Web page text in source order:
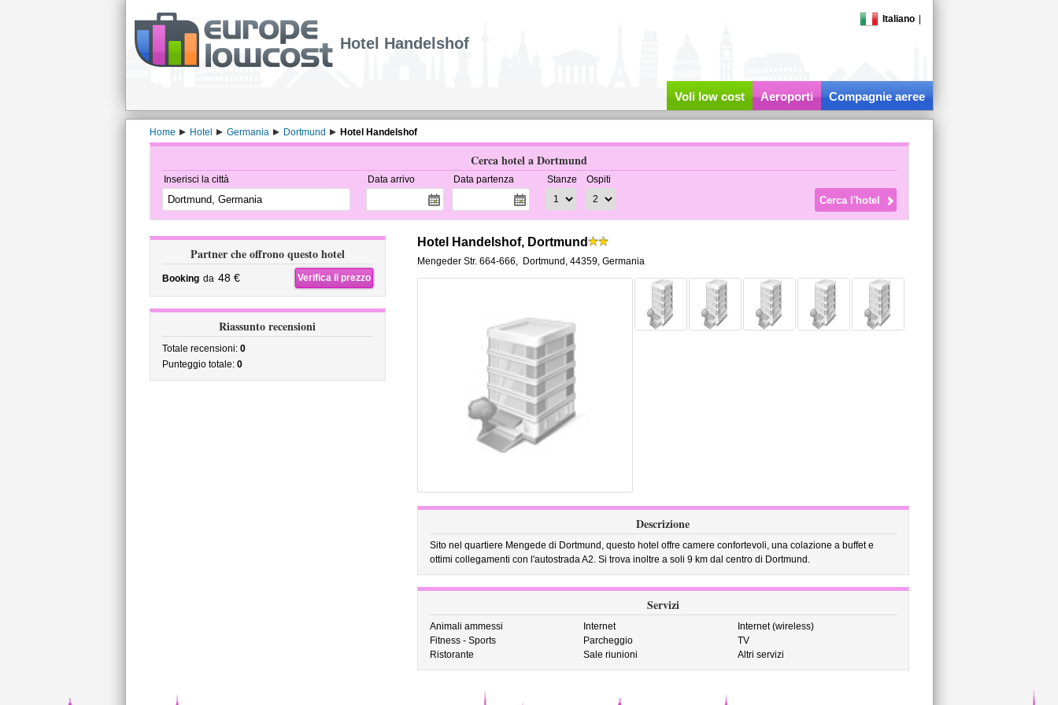
Italiano
Hotel Handelshof
Voli low cost Aeroporti Compagnie aeree
Home Hotel Germania Dortmund Hotel Handelshof
Cerca hotel a Dortmund
Inserisci la città Data arrivo Data partenza Stanze Ospiti
Partner che offrono questo hotel
Booking da 48 € Verifica il prezzo
Riassunto recensioni
Totale recensioni: 0
Punteggio totale: 0
Hotel Handelshof, Dortmund
Mengeder Str. 664-666, Dortmund , 44359, Germania
Descrizione
Sito nel quartiere Mengede di Dortmund, questo hotel offre camere confortevoli, una colazione a buffet e
ottimi collegamenti con l'autostrada A2. Si trova inoltre a soli 9 km dal centro di Dortmund.
Servizi
Animali ammessi Internet
Internet (wireless)
Fitness - Sports
Parcheggio
TV
Ristorante
Sale riunioni Altri servizi